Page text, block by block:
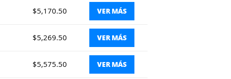
$5,170.50 VER MÁS
$5,269.50 VER MÁS
$5,575.50 VER MÁS